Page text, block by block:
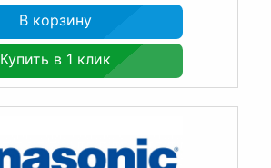
В корзину
Купить в 1 клик